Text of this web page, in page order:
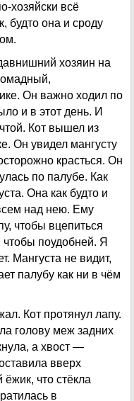
хозяйски всё
будто она и сроду
хозяин на
Он важно ходил по
и в этот день. И
Кот вышел из
Он увидел мангусту
красться. Он
по палубе. Как
Она как будто и
над нею. Ему
чтобы вцепиться
поудобней. Я
Мангуста не видит,
палубу как ни в чём
Кот протянул лапу.
голову меж задних
а хвост —
вверх
что стёкла
в